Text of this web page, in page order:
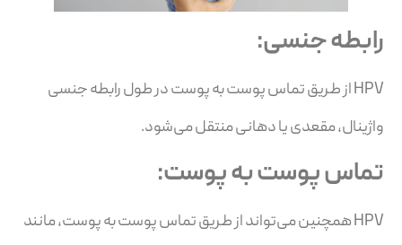
رابطه جنسی:
HPV از طریق تماس پوست به پوست در طول رابطه جنسی
واژینال، مقعدی یا دهانی منتقل می‌شود.
تماس پوست به پوست:
HPV همچنین می‌تواند از طریق تماس پوست به پوست، مانند